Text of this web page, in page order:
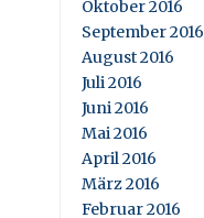
Oktober 2016
September 2016
August 2016
Juli 2016
Juni 2016
Mai 2016
April 2016
März 2016
Februar 2016